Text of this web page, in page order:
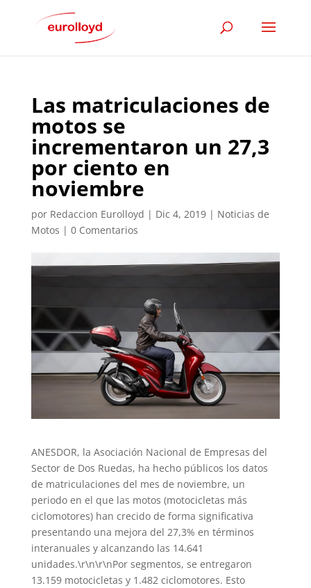
Las matriculaciones de
motos se
incrementaron un 27,3
por ciento en
noviembre
por Redaccion Eurolloyd | Dic 4, 2019| Noticias de
Motos | 0 Comentarios
ANESDOR, la Asociación Nacional de Empresas del
Sector de Dos Ruedas, ha hecho públicos los datos
de matriculaciones del mes de noviembre, un
periodo en el que las motos (motocicletas más
ciclomotores) han crecido de forma significativa
presentando una mejora del 27,3% en términos
interanuales y alcanzando las 14.641
unidades.\r\n\r\nPor segmentos, se entregaron
13.159 motocicletas y 1.482 ciclomotores. Esto